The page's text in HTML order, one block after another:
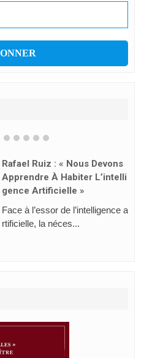
Rafael Ruiz : « Nous Devons
Apprendre À Habiter L’intelli
Gence Artificielle »
Face à l’essor de l’intelligence a
rtificielle, la néces...